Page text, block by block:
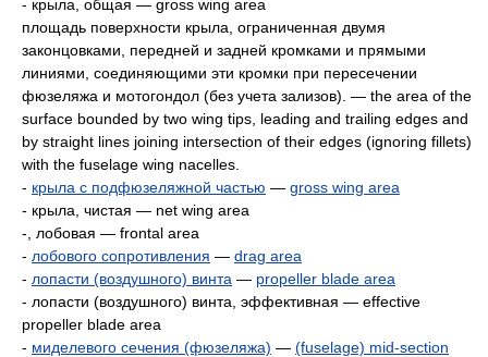
- крыла, общая — gross wing area
площадь поверхности крыла, ограниченная двумя
законцовками, передней и задней кромками и прямыми
линиями, соединяющими эти кромки при пересечении
фюзеляжа и мотогондол (без учета зализов). — the area of the
surface bounded by two wing tips, leading and trailing edges and
by straight lines joining intersection of their edges (ignoring fillets)
with the fuselage wing nacelles.
- крыла с подфюзеляжной частью — gross wing area
- крыла, чистая — net wing area
-, лобовая — frontal area
- лобового сопротивления — drag area
- лопасти (воздушного) винта — propeller blade area
- лопасти (воздушного) винта, эффективная — effective
propeller blade area
- миделевого сечения (фюзеляжа) — (fuselage) mid-section